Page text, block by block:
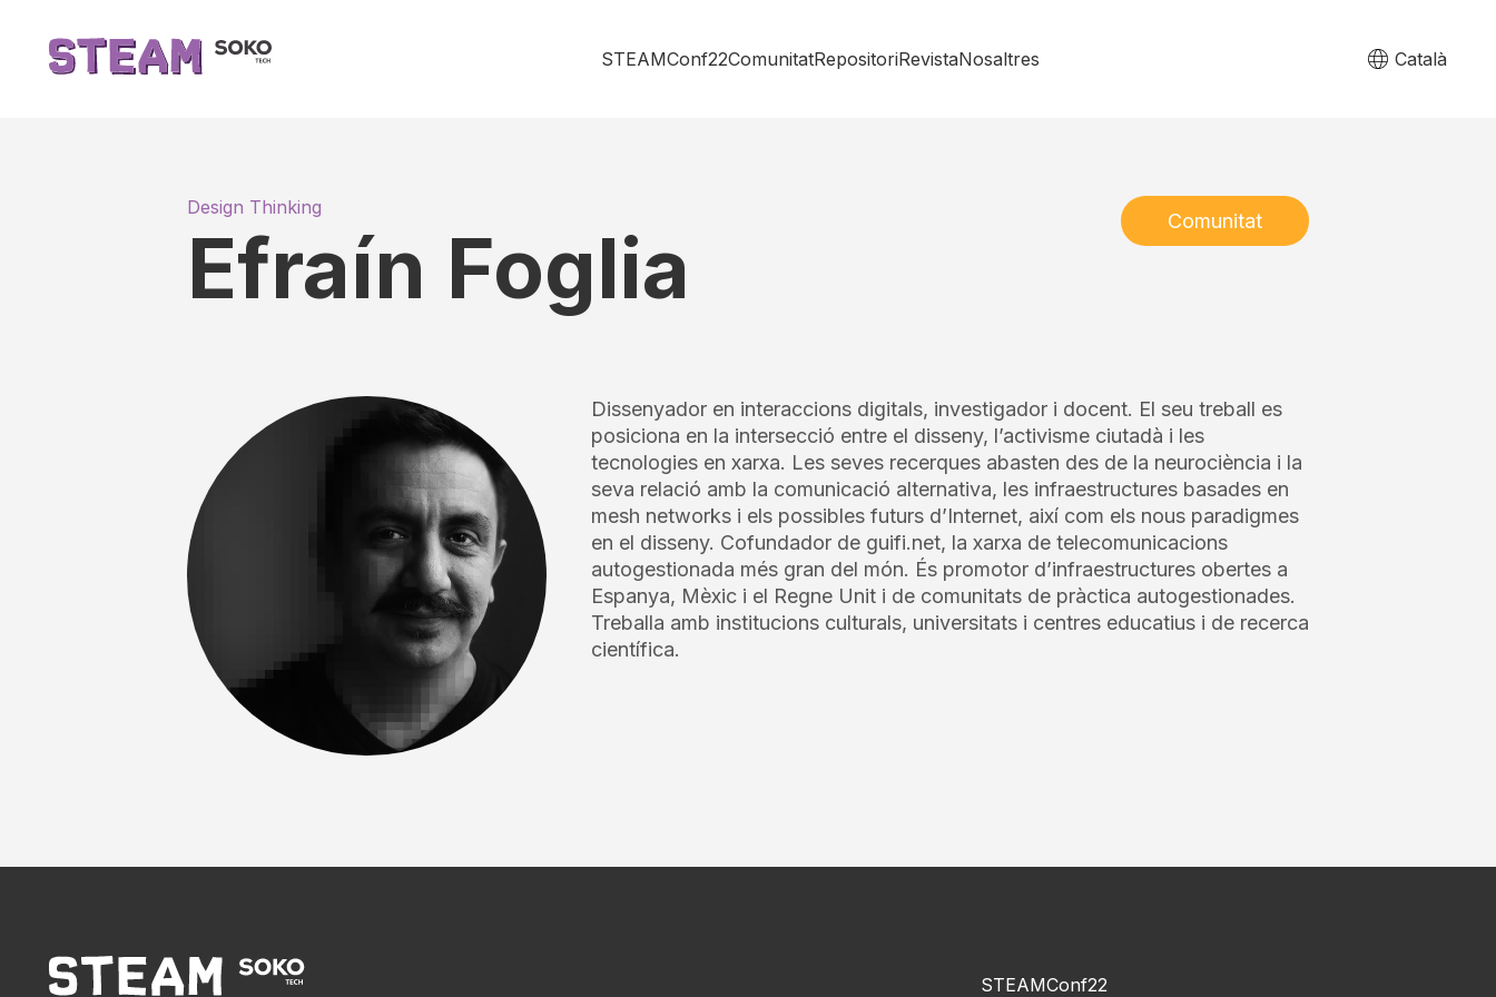
STEAMConf22ComunitatRepositoriRevistaNosaltres Català
Design Thinking
Efraín Foglia Comunitat
Dissenyador en interaccions digitals, investigador i docent. El seu treball es
posiciona en la intersecció entre el disseny, l’activisme ciutadà i les
tecnologies en xarxa. Les seves recerques abasten des de la neurociència i la
seva relació amb la comunicació alternativa, les infraestructures basades en
mesh networks i els possibles futurs d’Internet, així com els nous paradigmes
en el disseny. Cofundador de guifi.net, la xarxa de telecomunicacions
autogestionada més gran del món. És promotor d’infraestructures obertes a
Espanya, Mèxic i el Regne Unit i de comunitats de pràctica autogestionades.
Treballa amb institucions culturals, universitats i centres educatius i de recerca
científica.
STEAMConf22